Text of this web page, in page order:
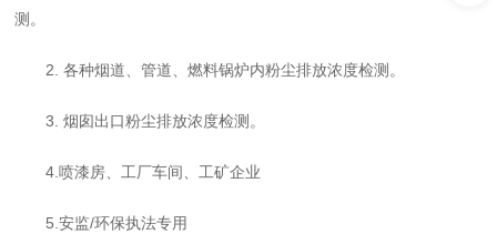
测。
2. 各种烟道、管道、燃料锅炉内粉尘排放浓度检测。
3. 烟囱出口粉尘排放浓度检测。
4.喷漆房、工厂车间、工矿企业
5.安监/环保执法专用